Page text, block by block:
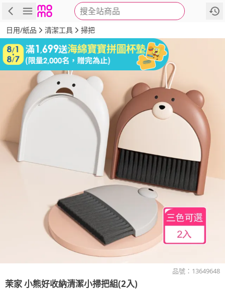
搜全站商品
商品 評價 詳情
日用/紙品 清潔工具 掃把
品號： 13649648
茉家小熊好收納清潔小掃把組(2入)